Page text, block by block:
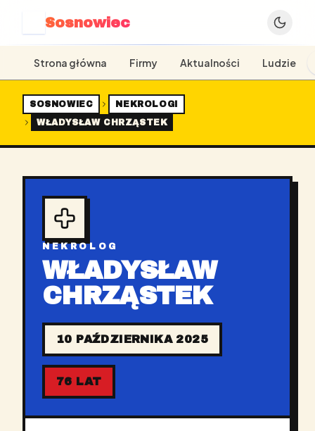
Sosnowiec
Strona główna Firmy Aktualności Ludzie
SOSNOWIEC
NEKROLOGI
WŁADYSŁAW CHRZĄSTEK
NEKROLOG
WŁADYSŁAW
CHRZĄSTEK
10 PAŹDZIERNIKA 2025
76 LAT